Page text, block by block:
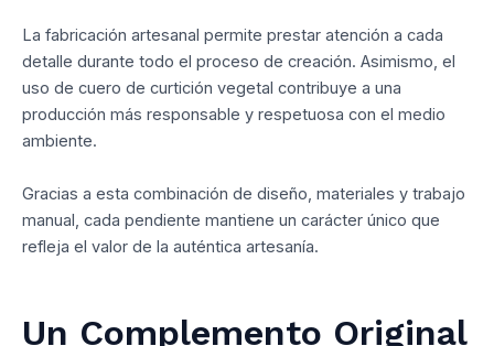
La fabricación artesanal permite prestar atención a cada
detalle durante todo el proceso de creación. Asimismo, el
uso de cuero de curtición vegetal contribuye a una
producción más responsable y respetuosa con el medio
ambiente.
Gracias a esta combinación de diseño, materiales y trabajo
manual, cada pendiente mantiene un carácter único que
refleja el valor de la auténtica artesanía.
Un Complemento Original